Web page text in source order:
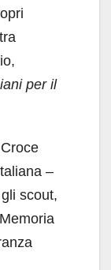
per il
–
scout,